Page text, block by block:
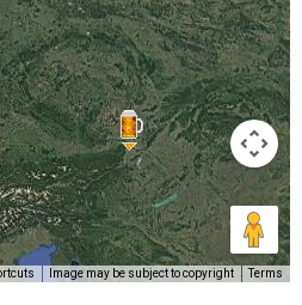
Image may be subject to copyright Terms